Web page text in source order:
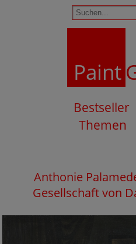
Paint
Bestseller
Themen
Anthonie
Gesellschaft von